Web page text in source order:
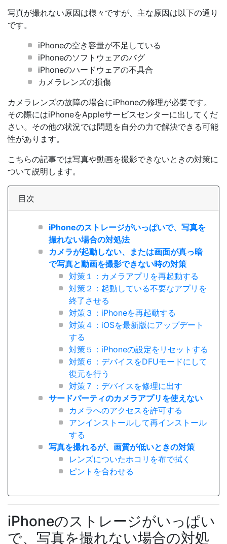
写真が撮れない原因は様々ですが、主な原因は以下の通り
です。
iPhoneの空き容量が不足している
iPhoneのソフトウェアのバグ
iPhoneのハードウェアの不具合
カメラレンズの損傷
カメラレンズの故障の場合にiPhoneの修理が必要です。
その際にはiPhoneをAppleサービスセンターに出してくだ
さい。その他の状況では問題を自分の力で解決できる可能
性があります。
こちらの記事では写真や動画を撮影できないときの対策に
ついて説明します。
目次
iPhoneのストレージがいっぱいで、写真を
撮れない場合の対処法
カメラが起動しない、または画面が真っ暗
で写真と動画を撮影できない時の対策
対策１：カメラアプリを再起動する
対策２：起動している不要なアプリを
終了させる
対策３：iPhoneを再起動する
対策４：iOSを最新版にアップデート
する
対策５：iPhoneの設定をリセットする
対策６：デバイスをDFUモードにして
復元を行う
対策７：デバイスを修理に出す
サードパーティのカメラアプリを使えない
カメラへのアクセスを許可する
アンインストールして再インストール
する
写真を撮れるが、画質が低いときの対策
レンズについたホコリを布で拭く
ピントを合わせる
iPhoneのストレージがいっぱい
で、写真を撮れない場合の対処